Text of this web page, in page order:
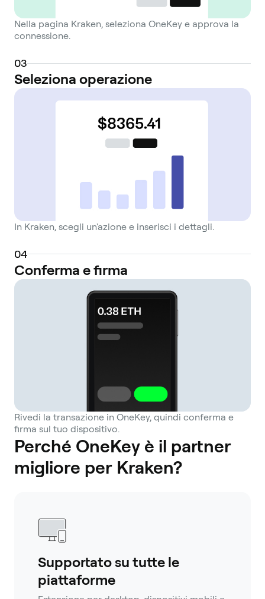
Nella pagina Kraken, seleziona OneKey e approva la
connessione.
03
Seleziona operazione
In Kraken, scegli un'azione e inserisci i dettagli.
04
Conferma e firma
Rivedi la transazione in OneKey, quindi conferma e
firma sul tuo dispositivo.
Perché OneKey è il partner
migliore per Kraken?
Supportato su tutte le
piattaforme